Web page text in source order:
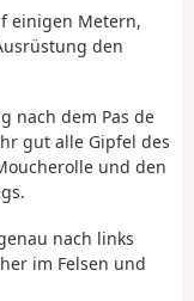
einigen Metern,
den
nach dem Pas de
gut alle Gipfel des
und den
nach links
im Felsen und